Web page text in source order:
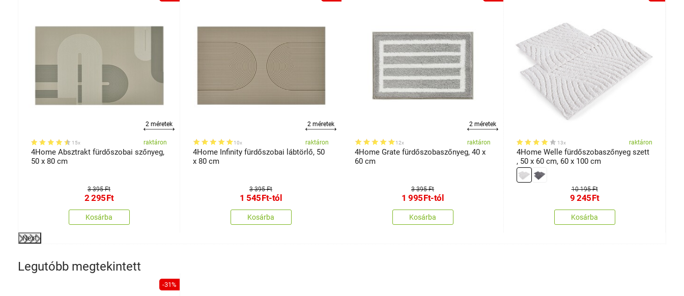
2 méretek
15x raktáron
4Home Absztrakt fürdőszobai szőnyeg,
50 x 80 cm
3 395 Ft
2 295Ft
Kosárba
2 méretek
10x raktáron
4Home Infinity fürdőszobai lábtörlő, 50
x 80 cm
3 395 Ft
1 545Ft-tól
Kosárba
2 méretek
12x raktáron
4Home Grate fürdőszobaszőnyeg, 40 x
60 cm
3 395 Ft
1 995Ft-tól
Kosárba
13x raktáron
4Home Welle fürdőszobaszőnyeg szett
, 50 x 60 cm, 60 x 100 cm
10 195 Ft
9 245Ft
Kosárba
Next
Legutóbb megtekintett
-31%